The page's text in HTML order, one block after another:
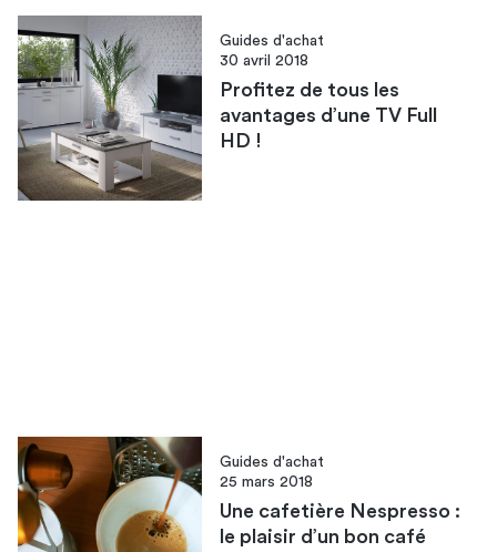
Guides d'achat
30 avril 2018
Profitez de tous les
avantages d’une TV Full
HD !
Guides d'achat
25 mars 2018
Une cafetière Nespresso :
le plaisir d’un bon café